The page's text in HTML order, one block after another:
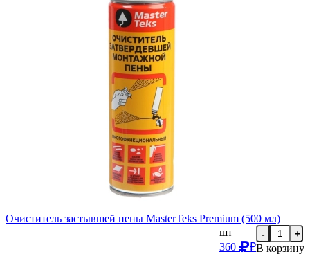
Очиститель застывшей пены MasterTeks Premium (500 мл)
шт
360
₽
- +
В корзину